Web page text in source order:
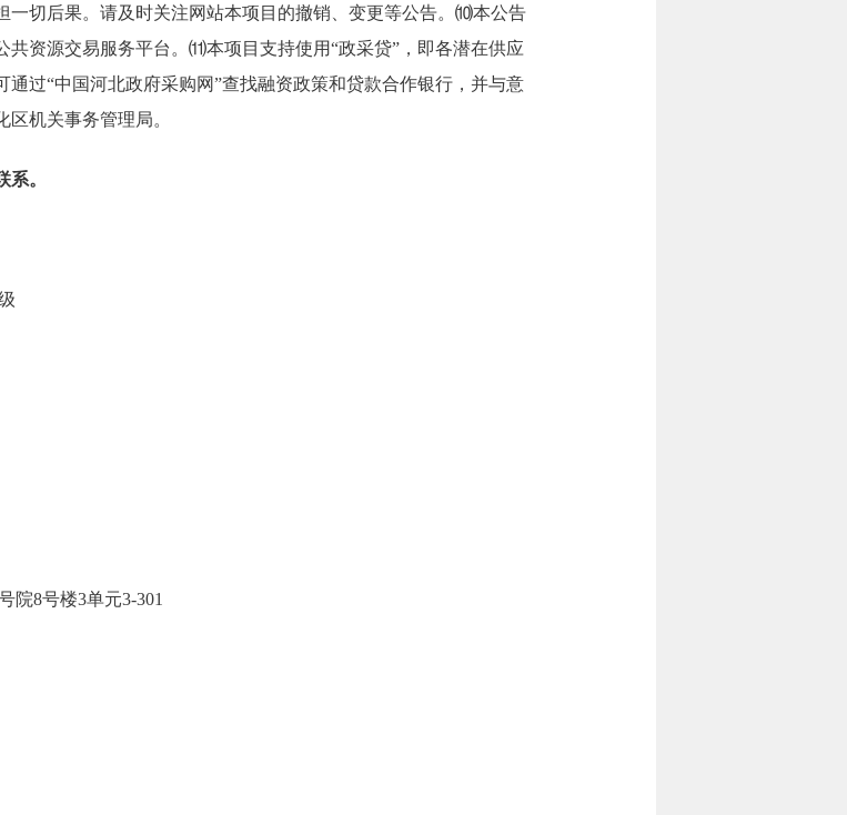
一切后果。请及时关注网站本项目的撤销、变更等公告。⑽本公告
共资源交易服务平台。⑾本项目支持使用“政采贷”，即各潜在供应
过“中国河北政府采购网”查找融资政策和贷款合作银行，并与意
机关事务管理局。
。
院8号楼3单元3-301